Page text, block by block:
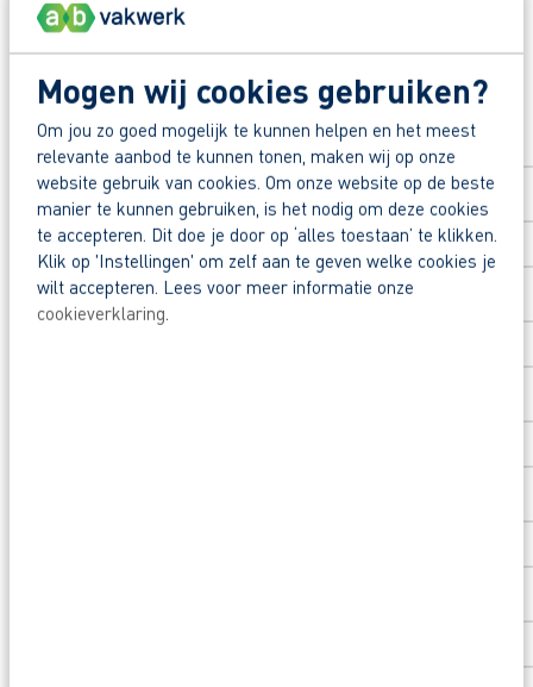
Mogen wij cookies gebruiken?
Om jou zo goed mogelijk te kunnen helpen en het meest
relevante aanbod te kunnen tonen, maken wij op onze
website gebruik van cookies. Om onze website op de beste
manier te kunnen gebruiken, is het nodig om deze cookies
te accepteren. Dit doe je door op ‘alles toestaan’ te klikken.
Klik op 'Instellingen' om zelf aan te geven welke cookies je
wilt accepteren. Lees voor meer informatie onze
cookieverklaring.
Snel naar een vast contract.
Beoordeeld door flexkrachten met een 9+.
Opleidingsvoucher van €1.000,00 voor een
Heb je eerst nog vragen? App, bel of mail dan
Solliciteer direct
Voornaam *
Achternaam*